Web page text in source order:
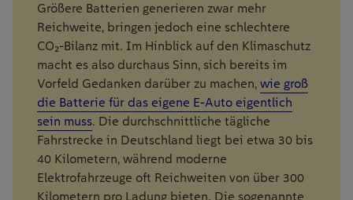
Größere Batterien generieren zwar mehr
Reichweite, bringen jedoch eine schlechtere
CO₂-Bilanz mit. Im Hinblick auf den Klimaschutz
macht es also durchaus Sinn, sich bereits im
Vorfeld Gedanken darüber zu machen, wie groß
die Batterie für das eigene E-Auto eigentlich
sein muss. Die durchschnittliche tägliche
Fahrstrecke in Deutschland liegt bei etwa 30 bis
40 Kilometern, während moderne
Elektrofahrzeuge oft Reichweiten von über 300
Kilometern pro Ladung bieten. Die sogenannte